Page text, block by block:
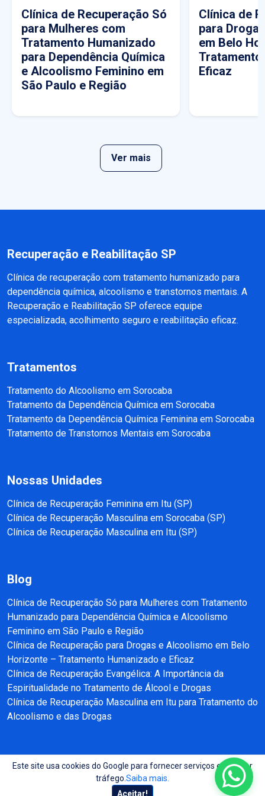
Clínica de Recuperação Só
para Mulheres com
Tratamento Humanizado
para Dependência Química
e Alcoolismo Feminino em
São Paulo e Região
Clínica de
para
em Belo
Tratamento
Eficaz
Ver mais
Recuperação e Reabilitação SP
Clínica de recuperação com tratamento humanizado para
dependência química, alcoolismo e transtornos mentais. A
Recuperação e Reabilitação SP oferece equipe
especializada, acolhimento seguro e reabilitação eficaz.
Tratamentos
Tratamento do Alcoolismo em Sorocaba
Tratamento da Dependência Química em Sorocaba
Tratamento da Dependência Química Feminina em Sorocaba
Tratamento de Transtornos Mentais em Sorocaba
Nossas Unidades
Clínica de Recuperação Feminina em Itu (SP)
Clínica de Recuperação Masculina em Sorocaba (SP)
Clínica de Recuperação Masculina em Itu (SP)
Blog
Clínica de Recuperação Só para Mulheres com Tratamento
Humanizado para Dependência Química e Alcoolismo
Feminino em São Paulo e Região
Clínica de Recuperação para Drogas e Alcoolismo em Belo
Horizonte – Tratamento Humanizado e Eficaz
Clínica de Recuperação Evangélica: A Importância da
Espiritualidade no Tratamento de Álcool e Drogas
Clínica de Recuperação Masculina em Itu para Tratamento do
Alcoolismo e das Drogas
Copyright © 2025 - 2026 Recuperação e Reabilitação SP Todos direitos
reservados.
Site produzido por:Almeida Sites
Este site usa cookies do Google para fornecer serviços e analisar
tráfego. Saiba mais.
Aceitar!